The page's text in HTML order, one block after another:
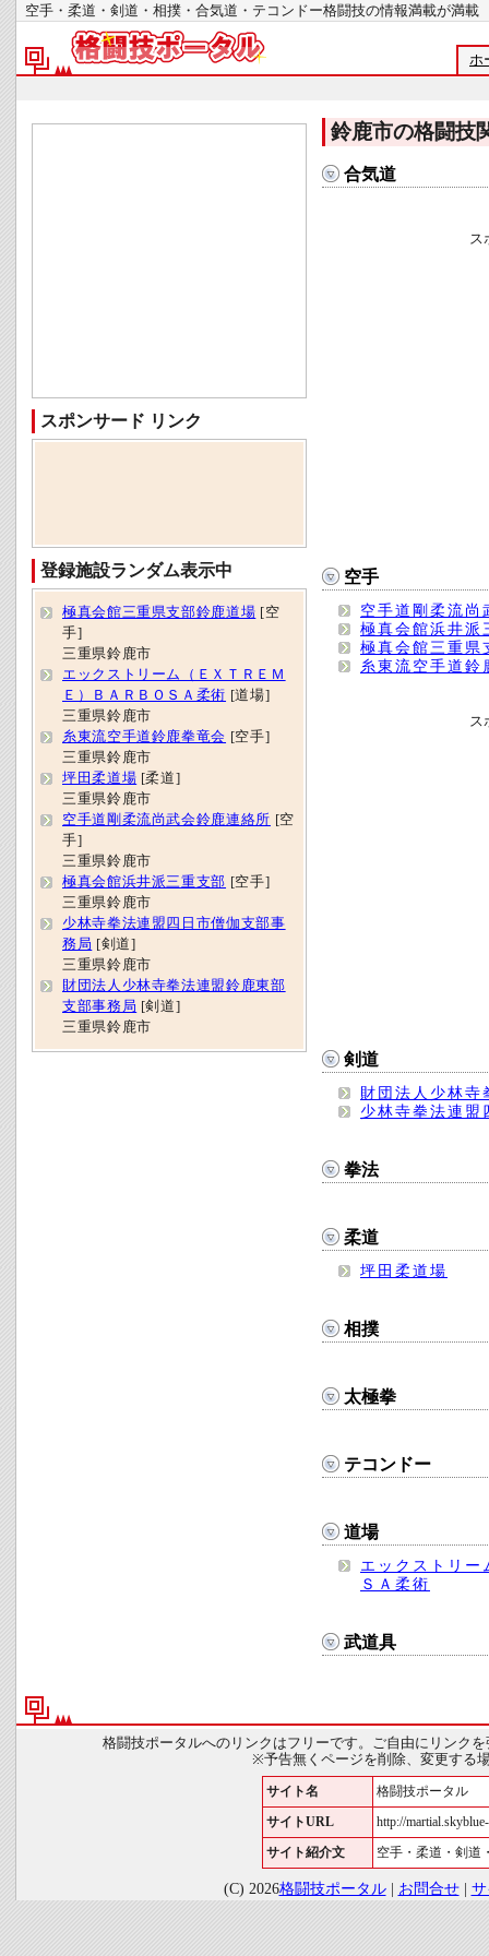
空手・柔道・剣道・相撲・合気道・テコンドー格闘技の情報満載が
ホ
鈴鹿市の格闘技
合気道
ス
空手
空手道剛柔流尚
極真会館浜井派
極真会館三重県
糸東流空手道鈴
ス
剣道
財団法人少林寺
少林寺拳法連盟
拳法
柔道
坪田柔道場
相撲
太極拳
テコンドー
道場
エックストリー
ＳＡ柔術
武道具
スポンサード リンク
登録施設ランダム表示中
極真会館三重県支部鈴鹿道場 [空
手]
三重県鈴鹿市
エックストリーム（ＥＸＴＲＥＭ
Ｅ）ＢＡＲＢＯＳＡ柔術 [道場]
三重県鈴鹿市
糸東流空手道鈴鹿拳竜会 [空手]
三重県鈴鹿市
坪田柔道場 [柔道]
三重県鈴鹿市
空手道剛柔流尚武会鈴鹿連絡所 [空
手]
三重県鈴鹿市
極真会館浜井派三重支部 [空手]
三重県鈴鹿市
少林寺拳法連盟四日市僧伽支部事
務局 [剣道]
三重県鈴鹿市
財団法人少林寺拳法連盟鈴鹿東部
支部事務局 [剣道]
三重県鈴鹿市
格闘技ポータルへのリンクはフリーです。ご自由にリンク
※予告無くページを削除、変更する
サイト名 格闘技ポータル
サイトURL http://
サイト紹介文 空手・柔道・剣道
(C) 2026格闘技ポータル| お問合せ|